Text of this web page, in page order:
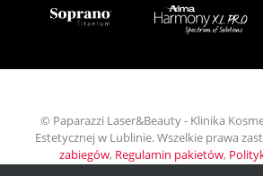
© Paparazzi Laser&Beauty - Klinika
Estetycznej w Lublinie. Wszelkie prawa
zabiegów, Regulamin pakietów,